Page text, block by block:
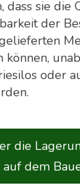
dass sie die
der
oder
die
auf dem